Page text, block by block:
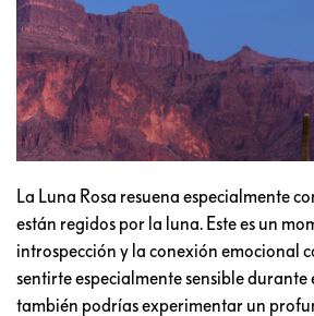
La Luna Rosa resuena especialmente
están regidos por la luna. Este es un
introspección y la conexión emocional
sentirte especialmente sensible durante
también podrías experimentar un